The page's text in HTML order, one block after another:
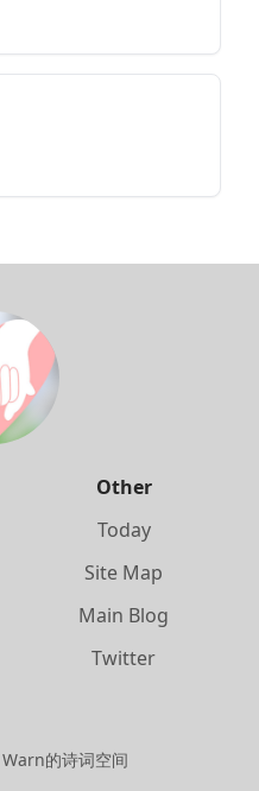
Other
Today
Site Map
Main Blog
Twitter
的诗词空间